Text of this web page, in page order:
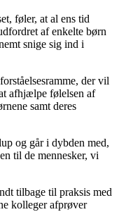
føler, at al ens tid
af enkelte børn
snige sig ind i
der vil
afhjælpe følelsen af
samt deres
og går i dybden med,
til de mennesker, vi
tilbage til praksis med
kolleger afprøver